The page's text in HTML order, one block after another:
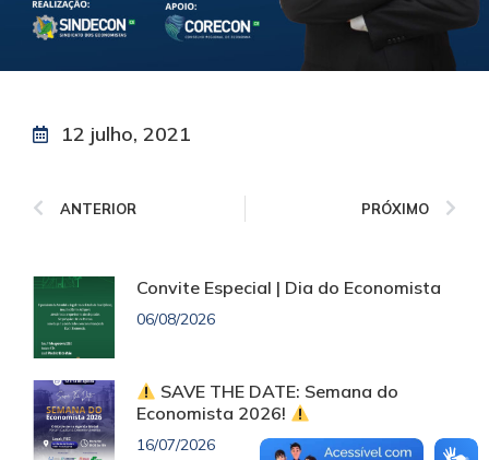
12 julho, 2021
ANTERIOR PRÓXIMO
Convite Especial | Dia do Economista
06/08/2026
SAVE THE DATE: Semana do
Economista 2026!
16/07/2026